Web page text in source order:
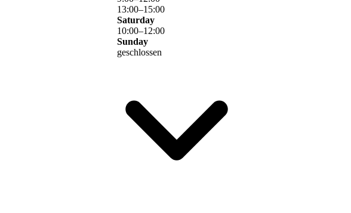
13:00–15:00
Saturday
10:00–12:00
Sunday
geschlossen